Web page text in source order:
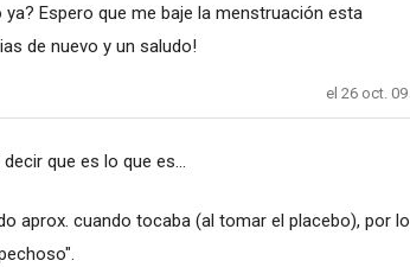
Espero que me baje la menstruación esta
de nuevo y un saludo!
el 26 oct. 09
que es lo que es...
aprox. cuando tocaba (al tomar el placebo), por lo